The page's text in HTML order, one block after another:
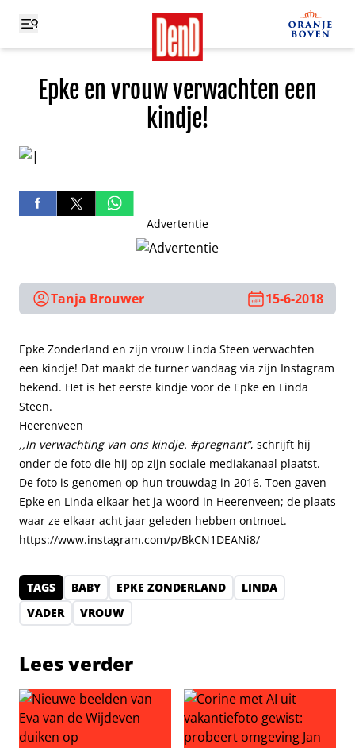
Epke en vrouw verwachten een
kindje!
Advertentie
Tanja Brouwer 15-6-2018
Epke Zonderland en zijn vrouw Linda Steen verwachten
een kindje! Dat maakt de turner vandaag via zijn Instagram
bekend. Het is het eerste kindje voor de Epke en Linda
Steen.
Heerenveen
,,In verwachting van ons kindje. #pregnant”, schrijft hij
onder de foto die hij op zijn sociale mediakanaal plaatst.
De foto is genomen op hun trouwdag in 2016. Toen gaven
Epke en Linda elkaar het ja-woord in Heerenveen; de plaats
waar ze elkaar acht jaar geleden hebben ontmoet.
https://www.instagram.com/p/BkCN1DEANi8/
TAGS BABY EPKE ZONDERLAND
LINDA
VADER
VROUW
Lees verder